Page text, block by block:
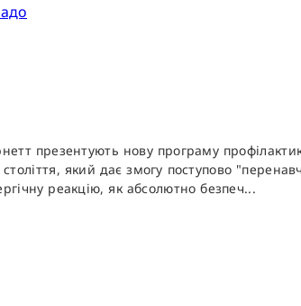
презентують нову програму
який дає змогу поступово
реакцію, як абсолютно безпеч...